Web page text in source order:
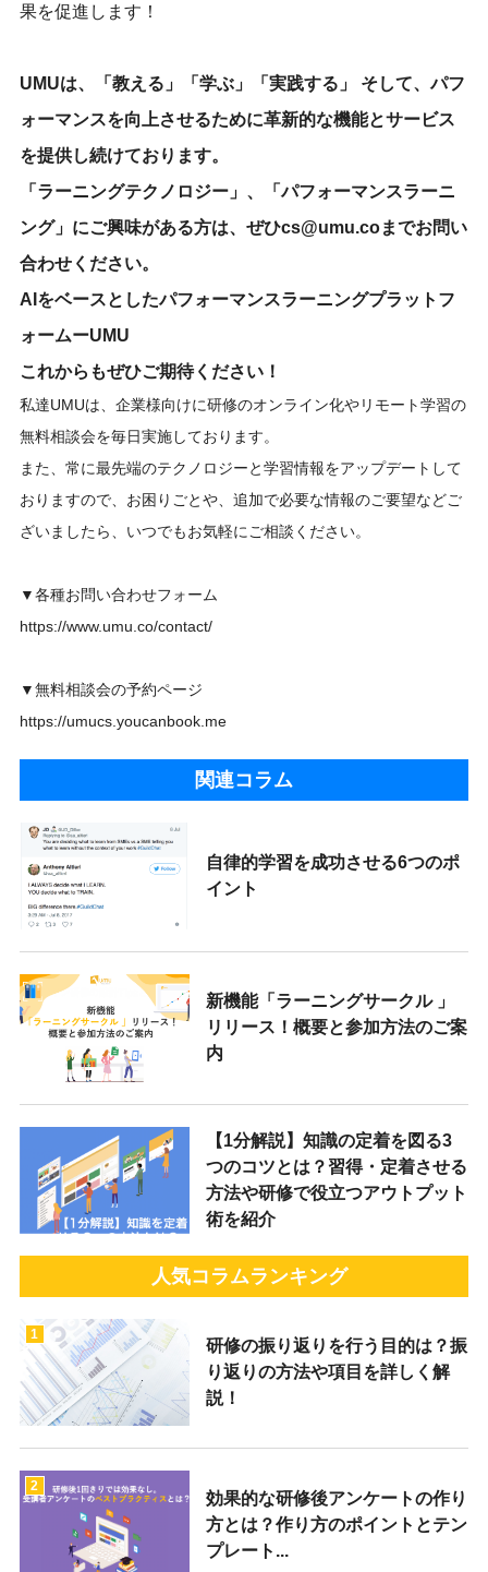
果を促進します！
UMUは、「教える」「学ぶ」「実践する」 そして、パフ
ォーマンスを向上させるために革新的な機能とサービス
を提供し続けております。
「ラーニングテクノロジー」、「パフォーマンスラーニ
ング」にご興味がある方は、ぜひcs@umu.coまでお問い
合わせください。
AIをベースとしたパフォーマンスラーニングプラットフ
ォームーUMU
これからもぜひご期待ください！
私達UMUは、企業様向けに研修のオンライン化やリモート学習の
無料相談会を毎日実施しております。
また、常に最先端のテクノロジーと学習情報をアップデートして
おりますので、お困りごとや、追加で必要な情報のご要望などご
ざいましたら、いつでもお気軽にご相談ください。
▼各種お問い合わせフォーム
https://www.umu.co/contact/
▼無料相談会の予約ページ
https://umucs.youcanbook.me
関連コラム
自律的学習を成功させる6つのポ
イント
新機能「ラーニングサークル 」
リリース！概要と参加方法のご案
内
【1分解説】知識の定着を図る3
つのコツとは？習得・定着させる
方法や研修で役立つアウトプット
術を紹介
人気コラムランキング
1
研修の振り返りを行う目的は？振
り返りの方法や項目を詳しく解
説！
2
効果的な研修後アンケートの作り
方とは？作り方のポイントとテン
プレート...